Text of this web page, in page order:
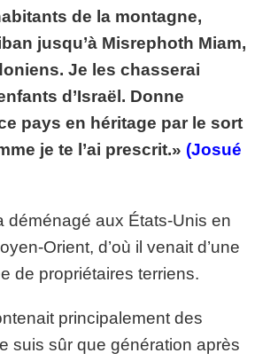
de la montagne,
jusqu’à Misrephoth Miam,
Je les chasserai
d’Israël. Donne
pays en héritage par le sort
je te l’ai prescrit.» (Josué
déménagé aux États-Unis en
Orient, d’où il venait d’une
de propriétaires terriens.
principalement des
suis sûr que génération après